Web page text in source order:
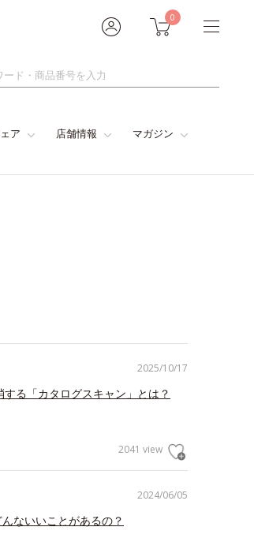
0
ア 店舗情報 マガジン
2025/10/17
する「カタログスキャン」とは？
2041 view
2024/06/05
ないいことがあるの？